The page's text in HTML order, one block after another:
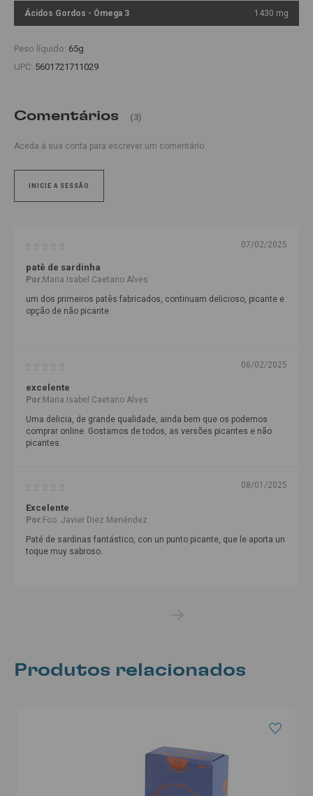
Ácidos Gordos - Ómega 3 1430 mg
Peso líquido: 65g
UPC: 5601721711029
Comentários (3)
Aceda à sua conta para escrever um comentário.
INICIE A SESSÃO
07/02/2025
patê de sardinha
Por:Maria Isabel Caetano Alves
um dos primeiros patês fabricados, continuam delicioso, picante e
opção de não picante
06/02/2025
excelente
Por:Maria Isabel Caetano Alves
Uma delicia, de grande qualidade, ainda bem que os podemos
comprar online. Gostamos de todos, as versões picantes e não
picantes.
08/01/2025
Excelente
Por:Fco. Javier Diez Menéndez
Paté de sardinas fantástico, con un punto picante, que le aporta un
toque muy sabroso.
Produtos relacionados